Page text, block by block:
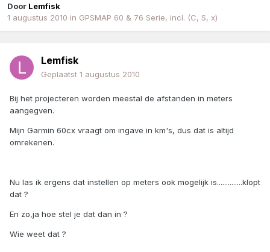
Door Lemfisk
1 augustus 2010 in GPSMAP 60 & 76 Serie, incl. (C, S, x)
Lemfisk
Geplaatst 1 augustus 2010
Bij het projecteren worden meestal de afstanden in meters
aangegven.
Mijn Garmin 60cx vraagt om ingave in km's, dus dat is altijd
omrekenen.
Nu las ik ergens dat instellen op meters ook mogelijk is..............klopt
dat ?
En zo,ja hoe stel je dat dan in ?
Wie weet dat ?